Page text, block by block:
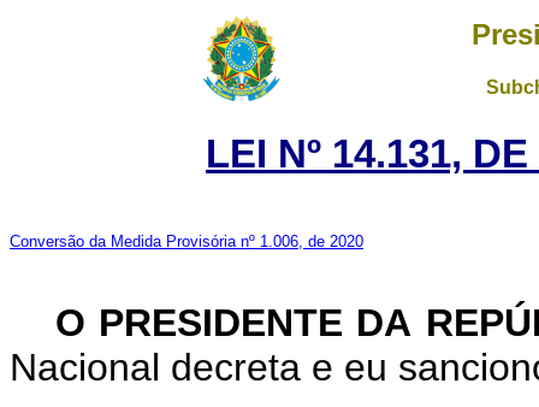
LEI Nº 14.131,
Conversão da Medida Provisória nº 1.006, de 2020
O PRESIDENTE DA
Nacional decreta e eu